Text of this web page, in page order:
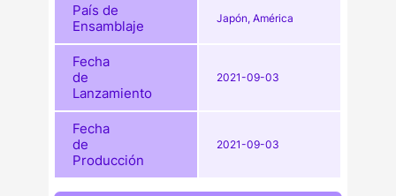
País de
Ensamblaje
Japón, América
Fecha
de
Lanzamiento
2021-09-03
Fecha
de
Producción
2021-09-03